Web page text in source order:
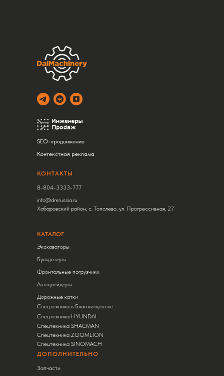
Экскаваторы
Бульдозеры
Фронтальные погрузчики
Автогрейдеры
Дорожные катки
Спецтехника в Благовещенске
Спецтехника HYUNDAI
Спецтехника SHACMAN
Спецтехника ZOOMLION
Спецтехника SINOMACH
КАТАЛОГ
SEO-продвижение
Контекстная реклама
8-804-3333-777
info@dmrussia.ru
Хабаровский район, с. Тополево, ул. Прогрессивная, 27
КОНТАКТЫ
Запчасти
ДОПОЛНИТЕЛЬНО